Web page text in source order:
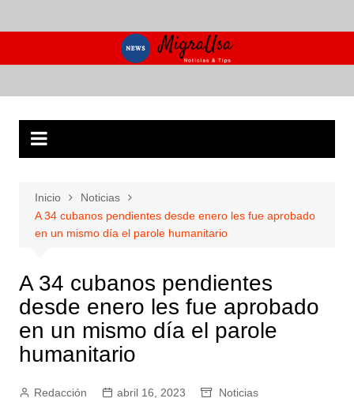
al
Inicio
Noticias
A 34 cubanos pendientes desde enero les fue aprobado
en un mismo día el parole humanitario
A 34 cubanos pendientes
desde enero les fue aprobado
en un mismo día el parole
humanitario
Redacción abril 16, 2023 Noticias